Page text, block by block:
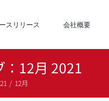
スリリース 会社概要
12月 2021
12月